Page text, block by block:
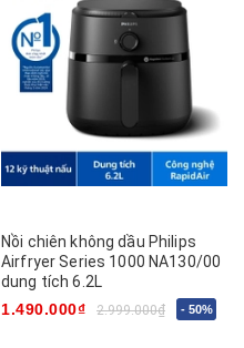
Nồi chiên không dầu Philips
Airfryer Series 1000 NA130/00
dung tích 6.2L
1.490.000₫
2.999.000₫ - 50%